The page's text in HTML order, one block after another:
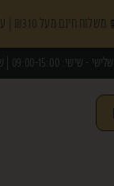
משלוח חינם מעל ₪310 | עלות משלוח: ₪38 | נשאר למשלוח חינם עוד
שלישי - שישי: 09:00-15:00 | שבת 15:00 - 10:00